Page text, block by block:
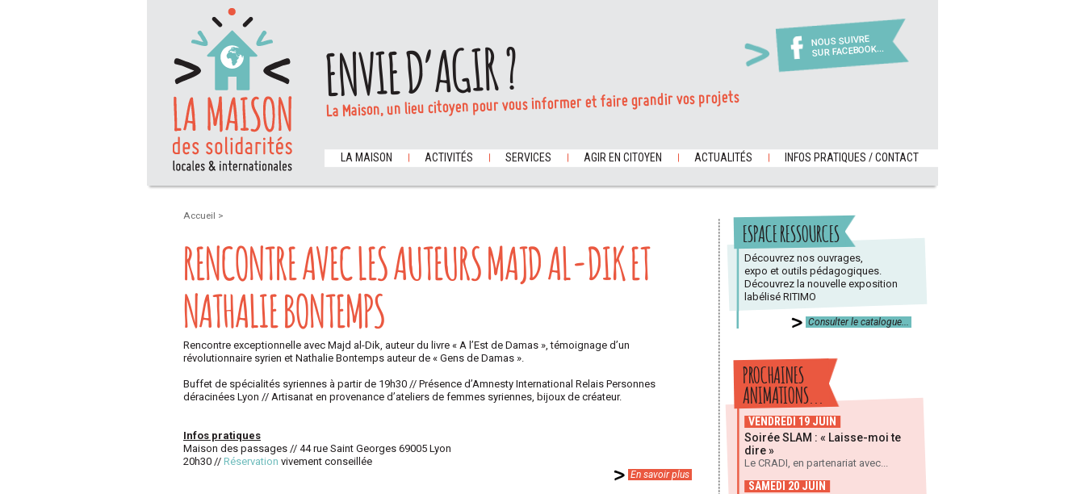
NOUS SUIVRE
SUR FACEBOOK...
ENVIE D’AGIR ?
La Maison, un lieu citoyen pour vous informer et faire grandir vos projets
LA MAISON ACTIVITÉS SERVICES AGIR EN CITOYEN ACTUALITÉS INFOS PRATIQUES / CONTACT
Accueil >
RENCONTRE AVEC LES AUTEURS MAJD AL-DIK ET
NATHALIE BONTEMPS
Rencontre exceptionnelle avec Majd al-Dik, auteur du livre « A l’Est de Damas », témoignage d’un
révolutionnaire syrien et Nathalie Bontemps auteur de « Gens de Damas ».
Buffet de spécialités syriennes à partir de 19h30 // Présence d’Amnesty International Relais Personnes
déracinées Lyon // Artisanat en provenance d’ateliers de femmes syriennes, bijoux de créateur.
Infos pratiques
Maison des passages // 44 rue Saint Georges 69005 Lyon
20h30 // Réservation vivement conseillée
En savoir plus
ESPACE RESSOURCES
Découvrez nos ouvrages,
expo et outils pédagogiques.
Découvrez la nouvelle exposition
labélisé RITIMO
Consulter le catalogue...
PROCHAINES
ANIMATIONS...
VENDREDI 19 JUIN
Soirée SLAM : « Laisse-moi te
dire »
Le CRADI, en partenariat avec...
SAMEDI 20 JUIN